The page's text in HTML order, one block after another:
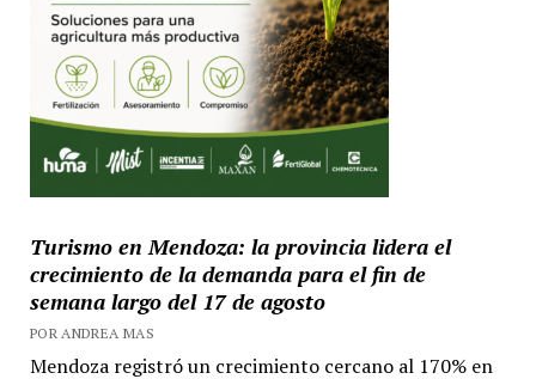
Turismo en Mendoza: la provincia lidera el
crecimiento de la demanda para el fin de
semana largo del 17 de agosto
POR ANDREA MAS
Mendoza registró un crecimiento cercano al 170% en